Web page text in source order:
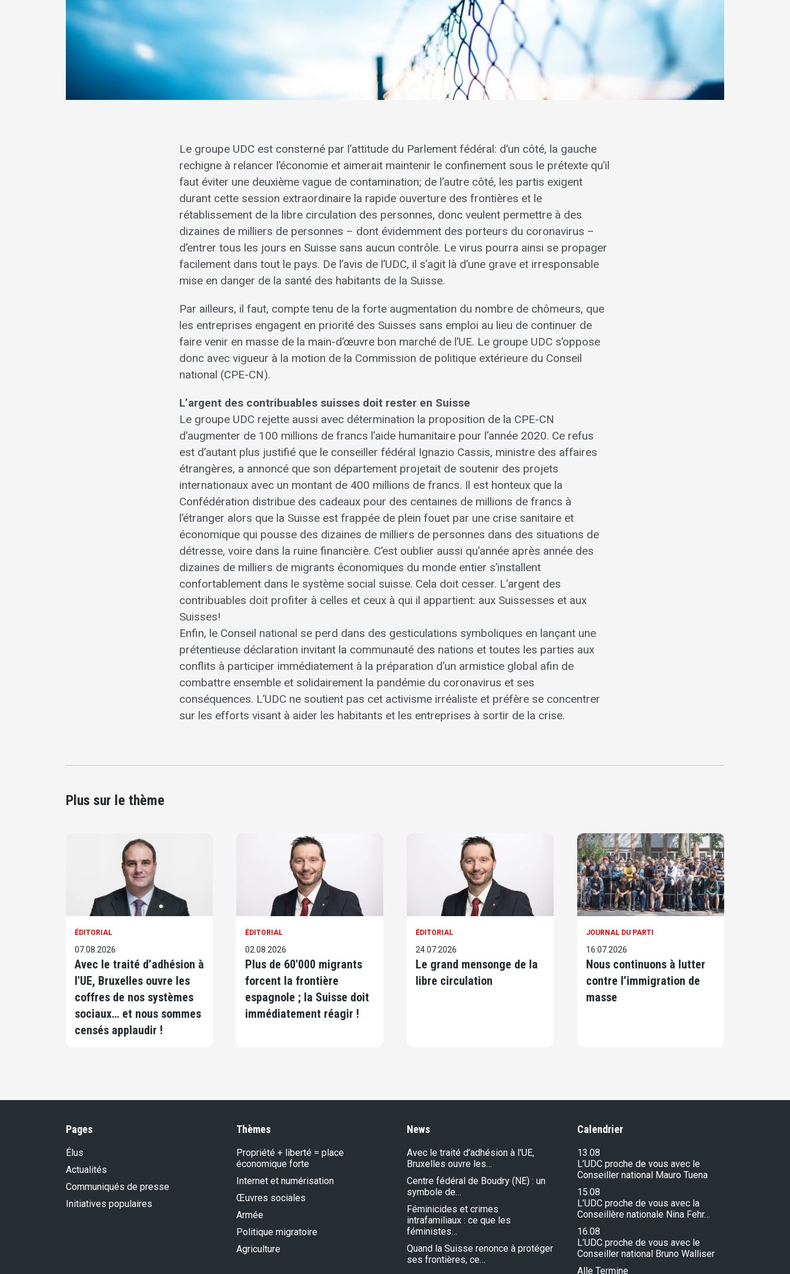
Le groupe UDC est consterné par l’attitude du Parlement fédéral: d’un côté, la gauche
rechigne à relancer l’économie et aimerait maintenir le confinement sous le prétexte qu’il
faut éviter une deuxième vague de contamination; de l’autre côté, les partis exigent
durant cette session extraordinaire la rapide ouverture des frontières et le
rétablissement de la libre circulation des personnes, donc veulent permettre à des
dizaines de milliers de personnes – dont évidemment des porteurs du coronavirus –
d’entrer tous les jours en Suisse sans aucun contrôle. Le virus pourra ainsi se propager
facilement dans tout le pays. De l’avis de l’UDC, il s’agit là d’une grave et irresponsable
mise en danger de la santé des habitants de la Suisse.
Par ailleurs, il faut, compte tenu de la forte augmentation du nombre de chômeurs, que
les entreprises engagent en priorité des Suisses sans emploi au lieu de continuer de
faire venir en masse de la main-d’œuvre bon marché de l’UE. Le groupe UDC s’oppose
donc avec vigueur à la motion de la Commission de politique extérieure du Conseil
national (CPE-CN).
L’argent des contribuables suisses doit rester en Suisse
Le groupe UDC rejette aussi avec détermination la proposition de la CPE-CN
d’augmenter de 100 millions de francs l’aide humanitaire pour l’année 2020. Ce refus
est d’autant plus justifié que le conseiller fédéral Ignazio Cassis, ministre des affaires
étrangères, a annoncé que son département projetait de soutenir des projets
internationaux avec un montant de 400 millions de francs. Il est honteux que la
Confédération distribue des cadeaux pour des centaines de millions de francs à
l’étranger alors que la Suisse est frappée de plein fouet par une crise sanitaire et
économique qui pousse des dizaines de milliers de personnes dans des situations de
détresse, voire dans la ruine financière. C’est oublier aussi qu’année après année des
dizaines de milliers de migrants économiques du monde entier s’installent
confortablement dans le système social suisse. Cela doit cesser. L’argent des
contribuables doit profiter à celles et ceux à qui il appartient: aux Suissesses et aux
Suisses!
Enfin, le Conseil national se perd dans des gesticulations symboliques en lançant une
prétentieuse déclaration invitant la communauté des nations et toutes les parties aux
conflits à participer immédiatement à la préparation d’un armistice global afin de
combattre ensemble et solidairement la pandémie du coronavirus et ses
conséquences. L’UDC ne soutient pas cet activisme irréaliste et préfère se concentrer
sur les efforts visant à aider les habitants et les entreprises à sortir de la crise.
Plus sur le thème
ÉDITORIAL
07.08.2026
Avec le traité d’adhésion à
l'UE, Bruxelles ouvre les
coffres de nos systèmes
sociaux… et nous sommes
censés applaudir !
ÉDITORIAL
02.08.2026
Plus de 60'000 migrants
forcent la frontière
espagnole ; la Suisse doit
immédiatement réagir !
ÉDITORIAL
24.07.2026
Le grand mensonge de la
libre circulation
JOURNAL DU PARTI
16.07.2026
Nous continuons à lutter
contre l’immigration de
masse
Pages
Élus
Actualités
Communiqués de presse
Initiatives populaires
Thèmes
Propriété + liberté = place
économique forte
Internet et numérisation
Œuvres sociales
Armée
Politique migratoire
Agriculture
News
Avec le traité d’adhésion à l'UE,
Bruxelles ouvre les…
Centre fédéral de Boudry (NE) : un
symbole de…
Féminicides et crimes
intrafamiliaux : ce que les
féministes…
Quand la Suisse renonce à protéger
ses frontières, ce…
Calendrier
13.08
L’UDC proche de vous avec le
Conseiller national Mauro Tuena
15.08
L’UDC proche de vous avec la
Conseillère nationale Nina Fehr…
16.08
L’UDC proche de vous avec le
Conseiller national Bruno Walliser
Alle Termine